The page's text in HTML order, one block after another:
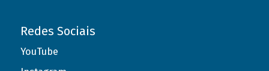
Redes Sociais
YouTube